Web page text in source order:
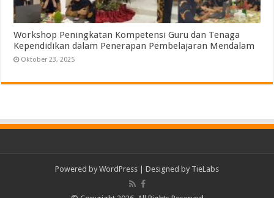
Workshop Peningkatan Kompetensi Guru dan Tenaga
Kependidikan dalam Penerapan Pembelajaran Mendalam
Oktober 23, 2025
Powered by WordPress | Designed by TieLabs